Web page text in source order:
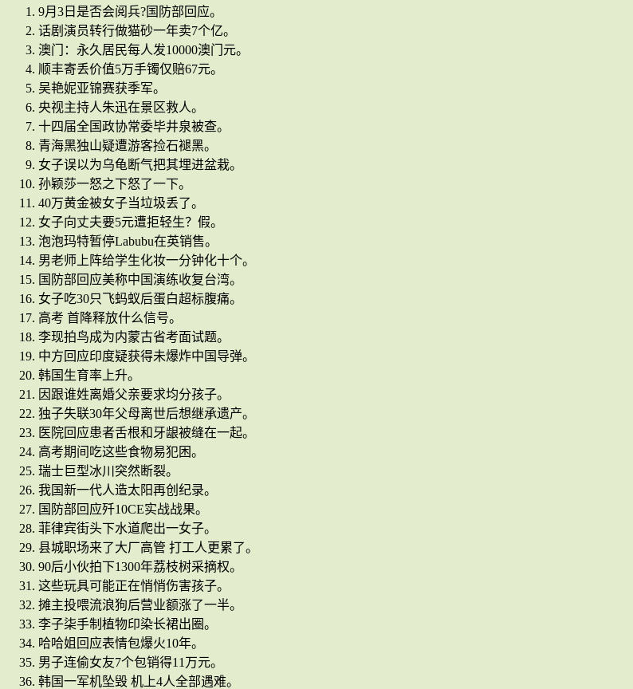
9月3日是否会阅兵?国防部回应。
话剧演员转行做猫砂一年卖7个亿。
澳门：永久居民每人发10000澳门元。
顺丰寄丢价值5万手镯仅赔67元。
吴艳妮亚锦赛获季军。
央视主持人朱迅在景区救人。
十四届全国政协常委毕井泉被查。
青海黑独山疑遭游客捡石褪黑。
女子误以为乌龟断气把其埋进盆栽。
孙颖莎一怒之下怒了一下。
40万黄金被女子当垃圾丢了。
女子向丈夫要5元遭拒轻生？假。
泡泡玛特暂停Labubu在英销售。
男老师上阵给学生化妆一分钟化十个。
国防部回应美称中国演练收复台湾。
女子吃30只飞蚂蚁后蛋白超标腹痛。
高考 首降释放什么信号。
李现拍鸟成为内蒙古省考面试题。
中方回应印度疑获得未爆炸中国导弹。
韩国生育率上升。
因跟谁姓离婚父亲要求均分孩子。
独子失联30年父母离世后想继承遗产。
医院回应患者舌根和牙龈被缝在一起。
高考期间吃这些食物易犯困。
瑞士巨型冰川突然断裂。
我国新一代人造太阳再创纪录。
国防部回应歼10CE实战战果。
菲律宾街头下水道爬出一女子。
县城职场来了大厂高管 打工人更累了。
90后小伙拍下1300年荔枝树采摘权。
这些玩具可能正在悄悄伤害孩子。
摊主投喂流浪狗后营业额涨了一半。
李子柒手制植物印染长裙出圈。
哈哈姐回应表情包爆火10年。
男子连偷女友7个包销得11万元。
韩国一军机坠毁 机上4人全部遇难。